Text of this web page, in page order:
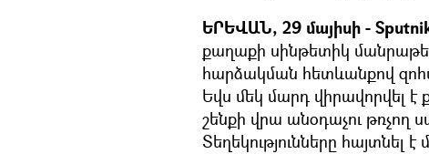
ԵՐԵՎԱՆ, 29 մայիսի -
քաղաքի սինթետիկ
հարձակման հետևանքով
Եվս մեկ մարդ վիրավորվել է
շենքի վրա անօդաչու թռչող
Տեղեկությունները հայտնել